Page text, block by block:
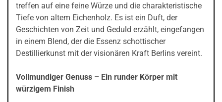
treffen auf eine feine Würze und die charakteristische
Tiefe von altem Eichenholz. Es ist ein Duft, der
Geschichten von Zeit und Geduld erzählt, eingefangen
in einem Blend, der die Essenz schottischer
Destillierkunst mit der visionären Kraft Berlins vereint.
Vollmundiger Genuss – Ein runder Körper mit
würzigem Finish